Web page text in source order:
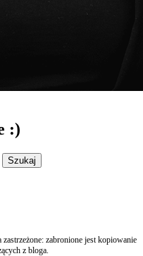
:)
zabronione jest kopiowanie
z bloga.